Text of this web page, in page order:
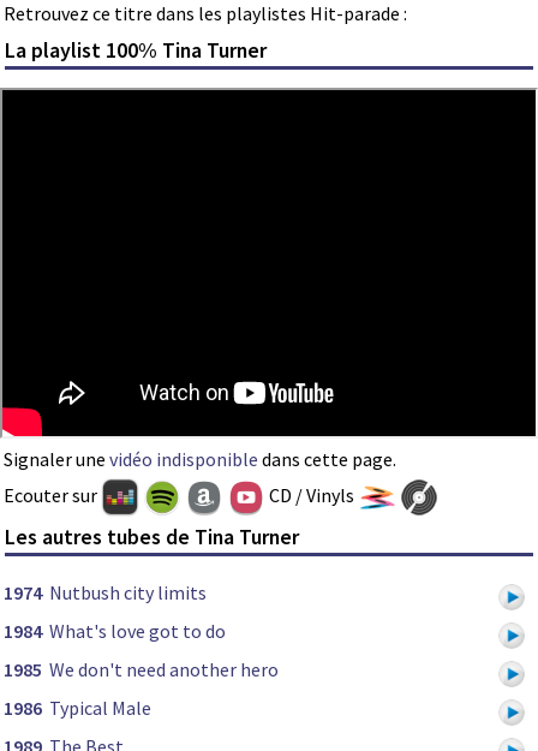
Retrouvez ce titre dans les playlistes Hit-parade :
La playlist 100% Tina Turner
Signaler une vidéo indisponible dans cette page.
Ecouter sur
CD / Vinyls
Les autres tubes de Tina Turner
1974 Nutbush city limits
1984 What's love got to do
1985 We don't need another hero
1986 Typical Male